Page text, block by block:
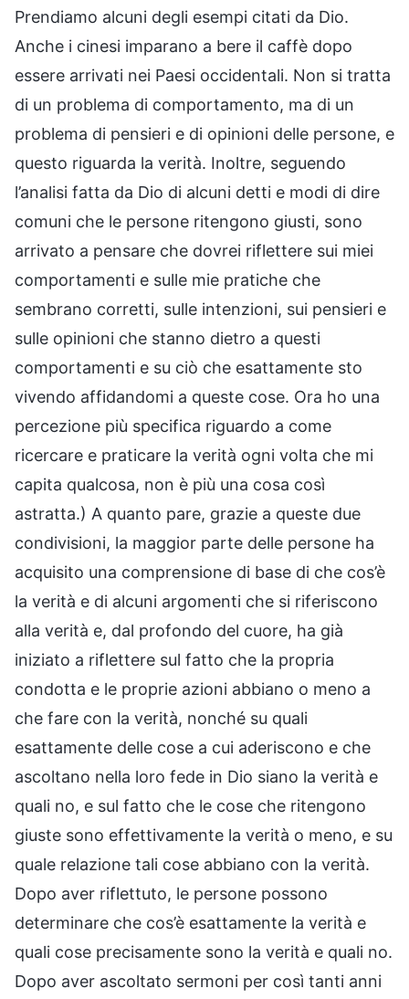
Prendiamo alcuni degli esempi citati da Dio.
Anche i cinesi imparano a bere il caffè dopo
essere arrivati nei Paesi occidentali. Non si tratta
di un problema di comportamento, ma di un
problema di pensieri e di opinioni delle persone, e
questo riguarda la verità. Inoltre, seguendo
l’analisi fatta da Dio di alcuni detti e modi di dire
comuni che le persone ritengono giusti, sono
arrivato a pensare che dovrei riflettere sui miei
comportamenti e sulle mie pratiche che
sembrano corretti, sulle intenzioni, sui pensieri e
sulle opinioni che stanno dietro a questi
comportamenti e su ciò che esattamente sto
vivendo affidandomi a queste cose. Ora ho una
percezione più specifica riguardo a come
ricercare e praticare la verità ogni volta che mi
capita qualcosa, non è più una cosa così
astratta.) A quanto pare, grazie a queste due
condivisioni, la maggior parte delle persone ha
acquisito una comprensione di base di che cos’è
la verità e di alcuni argomenti che si riferiscono
alla verità e, dal profondo del cuore, ha già
iniziato a riflettere sul fatto che la propria
condotta e le proprie azioni abbiano o meno a
che fare con la verità, nonché su quali
esattamente delle cose a cui aderiscono e che
ascoltano nella loro fede in Dio siano la verità e
quali no, e sul fatto che le cose che ritengono
giuste sono effettivamente la verità o meno, e su
quale relazione tali cose abbiano con la verità.
Dopo aver riflettuto, le persone possono
determinare che cos’è esattamente la verità e
quali cose precisamente sono la verità e quali no.
Dopo aver ascoltato sermoni per così tanti anni